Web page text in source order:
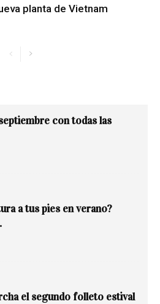
planta de Vietnam
con todas las
a tus pies en verano?
el segundo folleto estival